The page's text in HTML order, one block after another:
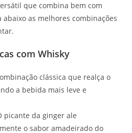
que combina bem com
abaixo as melhores combinações
com Whisky
clássica que realça o
a bebida mais leve e
picante da ginger ale
o sabor amadeirado do